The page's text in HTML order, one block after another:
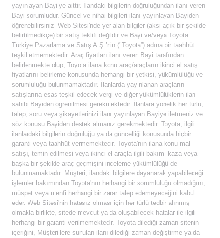
yayınlayan Bayi’ye aittir. İlandaki bilgilerin doğruluğundan ilanı veren
Bayi sorumludur. Güncel ve nihai bilgileri ilanı yayınlayan Bayiden
öğrenebilirsiniz. Web Sitesi'nde yer alan bilgiler (aksi açık bir şekilde
belirtilmedikçe) bir satış teklifi değildir ve Bayi ve/veya Toyota
Türkiye Pazarlama ve Satış A.Ş.’nin ("Toyota”) adına bir taahhüt
teşkil etmemektedir. Araç fiyatları ilanı veren Bayi tarafından
belirlenmekte olup, Toyota ilana konu araç/araçların ikinci el satış
fiyatlarını belirleme konusunda herhangi bir yetkisi, yükümlülüğü ve
sorumluluğu bulunmamaktadır. İlanlarda yayınlanan araçların
satışlarına esas teşkil edecek vergi ve diğer yükümlülüklerin ilan
sahibi Bayiden öğrenilmesi gerekmektedir. İlanlara yönelik her türlü,
talep, soru veya şikayetlerinizi ilanı yayınlayan Bayiye iletmeniz ve
söz konusu Bayiden destek almanız gerekmektedir. Toyota, ilgili
ilanlardaki bilgilerin doğruluğu ya da güncelliği konusunda hiçbir
garanti veya taahhüt vermemektedir. Toyota’nın ilana konu mal
satışı, temin edilmesi veya ikinci el araçla ilgili bakım, kaza veya
başka bir şekilde araç geçmişini inceleme yükümlülüğü de
bulunmamaktadır. Müşteri, ilandaki bilgilere dayanarak yapabileceği
işlemler bakımından Toyota'nın herhangi bir sorumluluğu olmadığını,
müspet veya menfi herhangi bir zarar talep edemeyeceğini kabul
eder. Web Sitesi'nin hatasız olması için her türlü tedbir alınmış
olmakla birlikte, sitede mevcut ya da oluşabilecek hatalar ile ilgili
herhangi bir garanti verilmemektedir. Toyota dilediği zaman sitenin
içeriğini, Müşteri’lere sunulan ilanı dilediği zaman değiştirme ya da